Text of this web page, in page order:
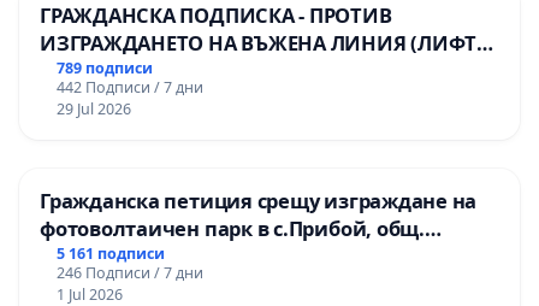
ГРАЖДАНСКА ПОДПИСКА - ПРОТИВ
ИЗГРАЖДАНЕТО НА ВЪЖЕНА ЛИНИЯ (ЛИФТ)
НА ТЕРИТОРИЯТА НА ПРИРОДНА
ЗАБЕЛЕЖИТЕЛНОСТ „ХЪЛМ НА
ОСВОБОДИТЕЛИТЕ“ (БУНАРДЖИК)
789 подписи
442 Подписи / 7 дни
29 Jul 2026
Гражданска петиция срещу изграждане на
фотоволтаичен парк в с.Прибой, общ.
Радомир
5 161 подписи
246 Подписи / 7 дни
1 Jul 2026